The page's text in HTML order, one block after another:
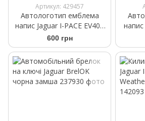
Артикул: 429457
Автологотип емблема
напис Jaguar I-PACE EV400
Black
600 грн
напис